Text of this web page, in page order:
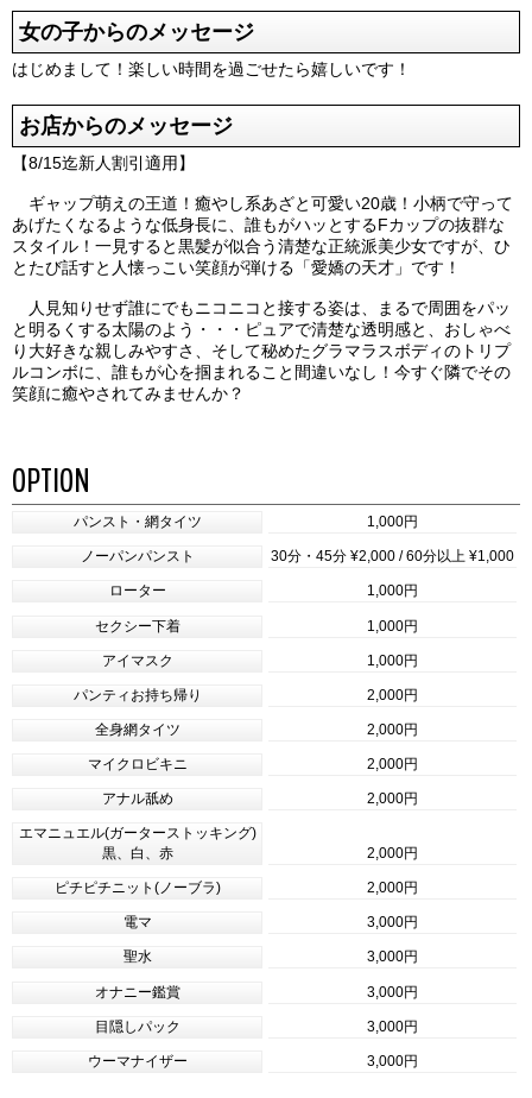
女の子からのメッセージ
はじめまして！楽しい時間を過ごせたら嬉しいです！
お店からのメッセージ
【8/15迄新人割引適用】
ギャップ萌えの王道！癒やし系あざと可愛い20歳！小柄で守って
あげたくなるような低身長に、誰もがハッとするFカップの抜群な
スタイル！一見すると黒髪が似合う清楚な正統派美少女ですが、ひ
とたび話すと人懐っこい笑顔が弾ける「愛嬌の天才」です！
人見知りせず誰にでもニコニコと接する姿は、まるで周囲をパッ
と明るくする太陽のよう・・・ピュアで清楚な透明感と、おしゃべ
り大好きな親しみやすさ、そして秘めたグラマラスボディのトリプ
ルコンボに、誰もが心を掴まれること間違いなし！今すぐ隣でその
笑顔に癒やされてみませんか？
OPTION
パンスト・網タイツ 1,000円
ノーパンパンスト 30分・45分 ¥2,000 / 60分以上 ¥1,000
ローター 1,000円
セクシー下着 1,000円
アイマスク 1,000円
パンティお持ち帰り 2,000円
全身網タイツ 2,000円
マイクロビキニ 2,000円
アナル舐め 2,000円
エマニュエル(ガーターストッキング)
黒、白、赤
2,000円
ピチピチニット(ノーブラ) 2,000円
電マ 3,000円
聖水 3,000円
オナニー鑑賞 3,000円
目隠しパック 3,000円
ウーマナイザー 3,000円